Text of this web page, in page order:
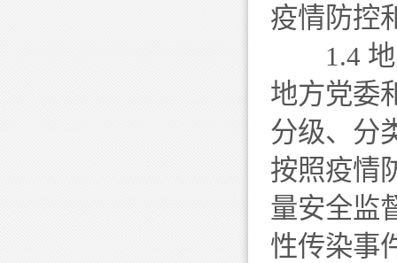
疫情防控
1.4 地
地方党委
分级、分
按照疫情
量安全监
性传染事